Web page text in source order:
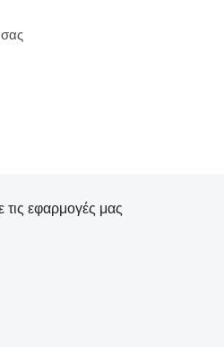
τις εφαρμογές μας